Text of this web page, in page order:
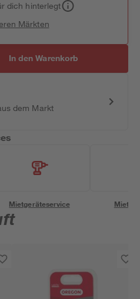
dich hinterlegt
Märkten
In den Warenkorb
dem Markt
Mietgeräteservice